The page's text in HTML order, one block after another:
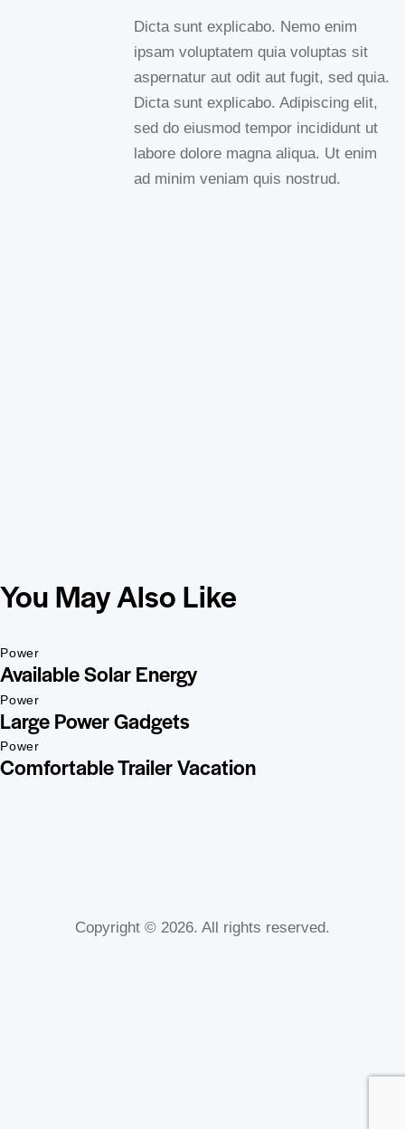
Dicta sunt explicabo. Nemo enim
ipsam voluptatem quia voluptas sit
aspernatur aut odit aut fugit, sed quia.
Dicta sunt explicabo. Adipiscing elit,
sed do eiusmod tempor incididunt ut
labore dolore magna aliqua. Ut enim
ad minim veniam quis nostrud.
You May Also Like
Power
Available Solar Energy
Power
Large Power Gadgets
Power
Comfortable Trailer Vacation
Copyright © 2026. All rights reserved.